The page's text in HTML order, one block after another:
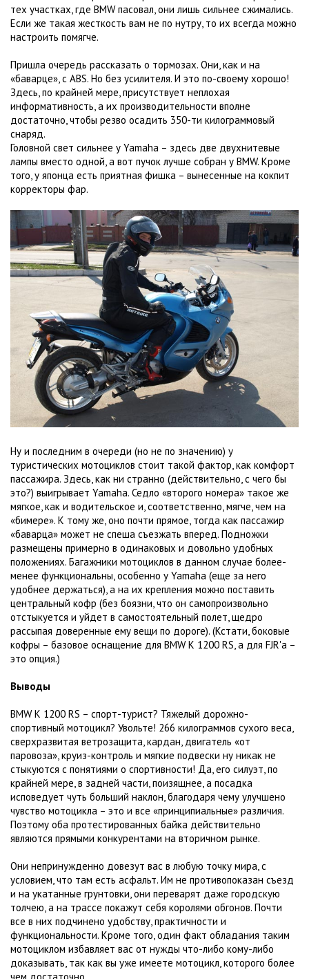
тех участках, где BMW пасовал, они лишь сильнее сжимались.
Если же такая жесткость вам не по нутру, то их всегда можно
настроить помягче.
Пришла очередь рассказать о тормозах. Они, как и на
«баварце», с ABS. Но без усилителя. И это по-своему хорошо!
Здесь, по крайней мере, присутствует неплохая
информативность, а их производительности вполне
достаточно, чтобы резво осадить 350-ти килограммовый
снаряд.
Головной свет сильнее у Yamaha – здесь две двухнитевые
лампы вместо одной, а вот пучок лучше собран у BMW. Кроме
того, у японца есть приятная фишка – вынесенные на кокпит
корректоры фар.
Ну и последним в очереди (но не по значению) у
туристических мотоциклов стоит такой фактор, как комфорт
пассажира. Здесь, как ни странно (действительно, с чего бы
это?) выигрывает Yamaha. Седло «второго номера» такое же
мягкое, как и водительское и, соответственно, мягче, чем на
«бимере». К тому же, оно почти прямое, тогда как пассажир
«баварца» может не спеша съезжать вперед. Подножки
размещены примерно в одинаковых и довольно удобных
положениях. Багажники мотоциклов в данном случае более-
менее функциональны, особенно у Yamaha (еще за него
удобнее держаться), а на их крепления можно поставить
центральный кофр (без боязни, что он самопроизвольно
отстыкуется и уйдет в самостоятельный полет, щедро
рассыпая доверенные ему вещи по дороге). (Кстати, боковые
кофры – базовое оснащение для BMW K 1200 RS, а для FJR'а –
это опция.)
Выводы
BMW K 1200 RS – спорт-турист? Тяжелый дорожно-
спортивный мотоцикл? Увольте! 266 килограммов сухого веса,
сверхразвитая ветрозащита, кардан, двигатель «от
паровоза», круиз-контроль и мягкие подвески ну никак не
стыкуются с понятиями о спортивности! Да, его силуэт, по
крайней мере, в задней части, поизящнее, а посадка
исповедует чуть больший наклон, благодаря чему улучшено
чувство мотоцикла – это и все «принципиальные» различия.
Поэтому оба протестированных байка действительно
являются прямыми конкурентами на вторичном рынке.
Они непринужденно довезут вас в любую точку мира, с
условием, что там есть асфальт. Им не противопоказан съезд
и на укатанные грунтовки, они переварят даже городскую
толчею, а на трассе покажут себя королями обгонов. Почти
все в них подчинено удобству, практичности и
функциональности. Кроме того, один факт обладания таким
мотоциклом избавляет вас от нужды что-либо кому-либо
доказывать, так как вы уже имеете мотоцикл, которого более